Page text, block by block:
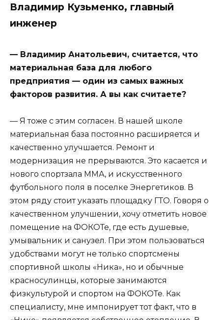
Владимир Кузьменко, главный
инженер
— Владимир Анатольевич, считается, что
материальная база для любого
предприятия — один из самых важных
факторов развития. А вы как считаете?
— Я тоже с этим согласен. В нашей школе
материальная база постоянно расширяется и
качественно улучшается. Ремонт и
модернизация не прерываются. Это касается и
нового спортзала ММА, и искусственного
футбольного поля в поселке Энергетиков. В
этом ряду стоит указать площадку ГТО. Говоря о
качественном улучшении, хочу отметить новое
помещение на ФОКОТе, где есть душевые,
умывальник и санузел. При этом пользоваться
удобствами могут не только спортсмены
спортивной школы «Ника», но и обычные
красносулинцы, которые занимаются
физкультурой и спортом на ФОКОТе. Как
специалисту, мне импонирует тот факт, что в